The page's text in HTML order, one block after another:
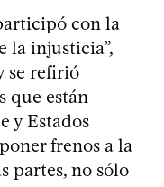
con la
la injusticia”,
se refirió
que están
y Estados
frenos a la
partes, no sólo